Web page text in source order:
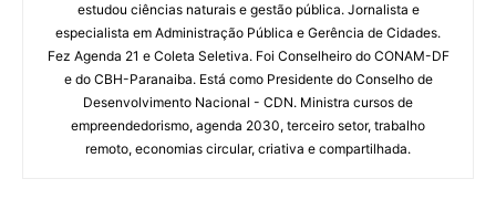
estudou ciências naturais e gestão pública. Jornalista e
especialista em Administração Pública e Gerência de Cidades.
Fez Agenda 21 e Coleta Seletiva. Foi Conselheiro do CONAM-DF
e do CBH-Paranaiba. Está como Presidente do Conselho de
Desenvolvimento Nacional - CDN. Ministra cursos de
empreendedorismo, agenda 2030, terceiro setor, trabalho
remoto, economias circular, criativa e compartilhada.